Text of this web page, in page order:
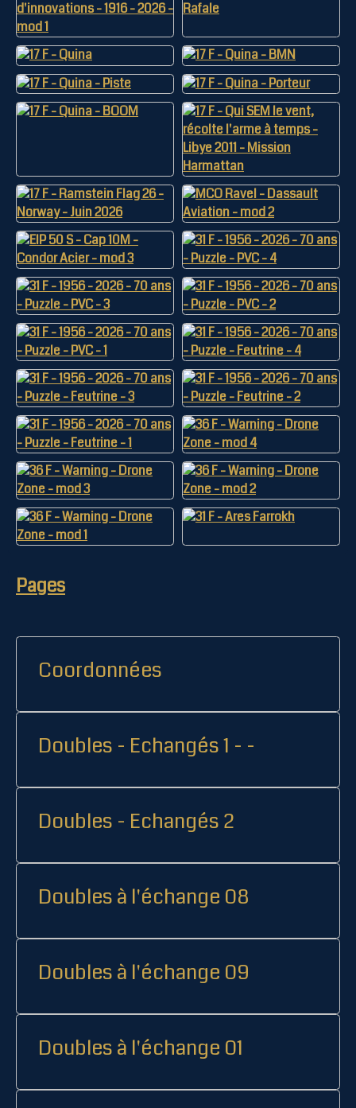
Pages
Coordonnées
Doubles - Echangés 1 - -
Doubles - Echangés 2
Doubles à l'échange 08
Doubles à l'échange 09
Doubles à l'échange 01